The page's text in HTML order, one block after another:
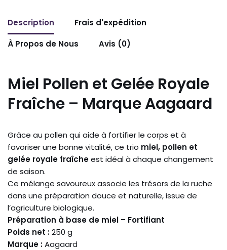
Description
Frais d'expédition
À Propos de Nous
Avis (0)
Miel Pollen et Gelée Royale
Fraîche – Marque Aagaard
Grâce au pollen qui aide à fortifier le corps et à
favoriser une bonne vitalité, ce trio miel, pollen et
gelée royale fraîcheest idéal à chaque changement
de saison.
Ce mélange savoureux associe les trésors de la ruche
dans une préparation douce et naturelle, issue de
l’agriculture biologique.
Préparation à base de miel – Fortifiant
Poids net :250 g
Marque :Aagaard